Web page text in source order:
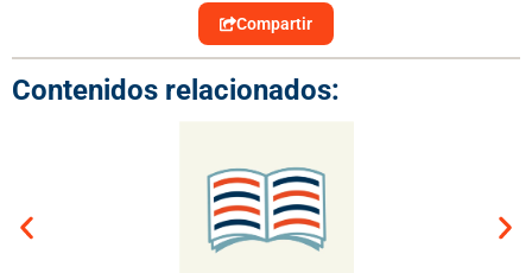
Compartir
Contenidos relacionados: